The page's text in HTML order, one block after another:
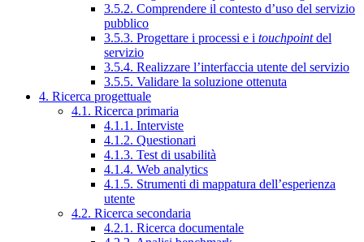
3.5.2. Comprendere il contesto d’uso del servizio
pubblico
3.5.3. Progettare i processi e i touchpointdel
servizio
3.5.4. Realizzare l’interfaccia utente del servizio
3.5.5. Validare la soluzione ottenuta
4. Ricerca progettuale
4.1. Ricerca primaria
4.1.1. Interviste
4.1.2. Questionari
4.1.3. Test di usabilità
4.1.4. Web analytics
4.1.5. Strumenti di mappatura dell’esperienza
utente
4.2. Ricerca secondaria
4.2.1. Ricerca documentale